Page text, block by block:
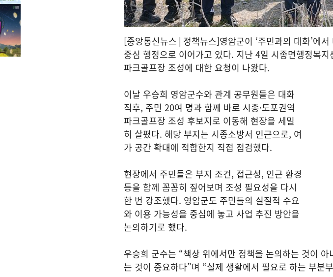
[중앙통신뉴스│정책뉴스]영암군이 ‘주민과의 대화’에
중심 행정으로 이어가고 있다. 지난 4일 시종면행정복
파크골프장 조성에 대한 요청이 나왔다.
이날 우승희 영암군수와 관계 공무원들은 대화
직후, 주민 20여 명과 함께 바로 시종·도포권역
파크골프장 조성 후보지로 이동해 현장을 세밀
히 살폈다. 해당 부지는 시종소방서 인근으로, 여
가 공간 확대에 적합한지 직접 점검했다.
현장에서 주민들은 부지 조건, 접근성, 인근 환경
등을 함께 꼼꼼히 짚어보며 조성 필요성을 다시
한 번 강조했다. 영암군도 주민들의 실질적 수요
와 이용 가능성을 중심에 놓고 사업 추진 방안을
논의하기로 했다.
우승희 군수는 “책상 위에서만 정책을 논의하는 것이
는 것이 중요하다”며 “실제 생활에서 필요로 하는 부분